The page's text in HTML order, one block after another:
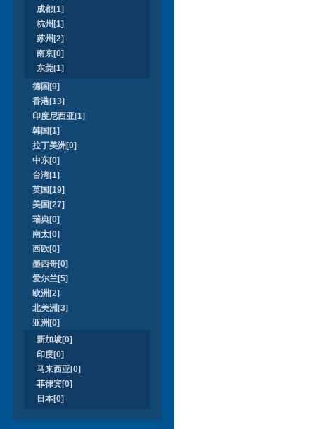
成都[1]
杭州[1]
苏州[2]
南京[0]
东莞[1]
德国[9]
香港[13]
印度尼西亚[1]
韩国[1]
拉丁美洲[0]
中东[0]
台湾[1]
英国[19]
美国[27]
瑞典[0]
南太[0]
西欧[0]
墨西哥[0]
爱尔兰[5]
欧洲[2]
北美洲[3]
亚洲[0]
新加坡[0]
印度[0]
马来西亚[0]
菲律宾[0]
日本[0]